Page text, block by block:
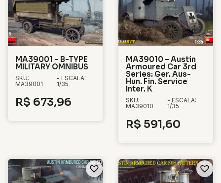
MA39001 – B-TYPE
MILITARY OMNIBUS
SKU:
MA39001
- ESCALA:
1/35
R$ 673,96
MA39010 – Austin
Armoured Car 3rd
Series: Ger. Aus-
Hun. Fin. Service
Inter. K
SKU:
MA39010
- ESCALA:
1/35
R$ 591,60